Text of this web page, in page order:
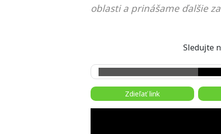
oblasti a prinášame ďalšie
Sledujte
Zdieľať link